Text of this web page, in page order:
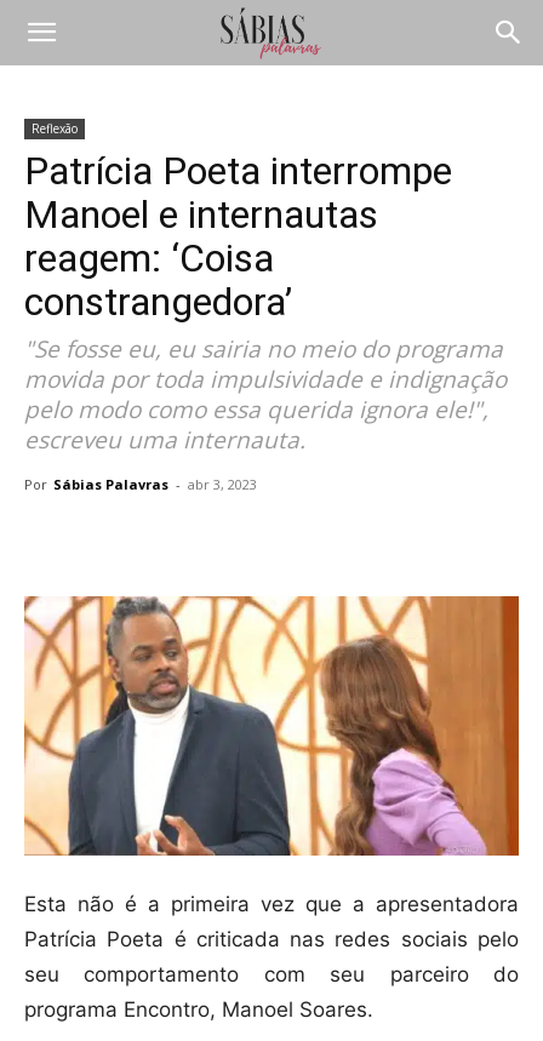
Reflexão
Patrícia Poeta interrompe
Manoel e internautas
reagem: ‘Coisa
constrangedora’
"Se fosse eu, eu sairia no meio do programa
movida por toda impulsividade e indignação
pelo modo como essa querida ignora ele!",
escreveu uma internauta.
Por Sábias Palavras - abr 3, 2023
Esta não é a primeira vez que a apresentadora
Patrícia Poeta é criticada nas redes sociais pelo
seu comportamento com seu parceiro do
programa Encontro, Manoel Soares.